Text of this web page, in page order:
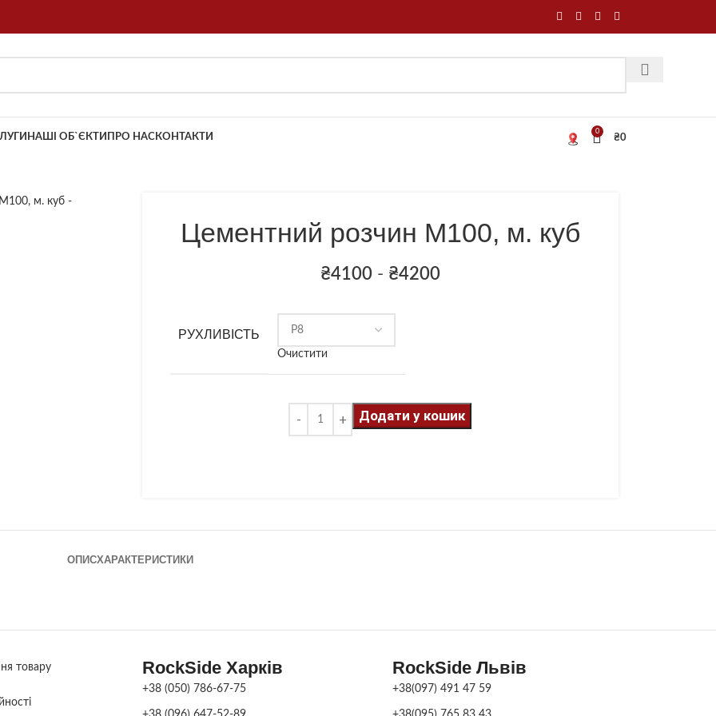
НАШІ ОБ`ЄКТИ ПРО НАСКОНТАКТИ
0
₴0
збільшити
Цементний розчин М100, м. куб
₴4100 - ₴4200
РУХЛИВІСТЬ
Очистити
Додати у кошик
ОПИСХАРАКТЕРИСТИКИ
товару
RockSide Харків
+38 (050) 786-67-75
RockSide Львів
+38(097) 491 47 59